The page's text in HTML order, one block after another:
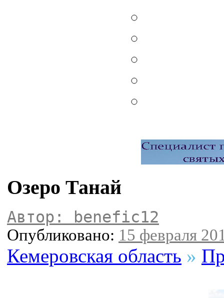
Озеро Танай
Автор: benefic12
Опубликовано: 15 февраля
Кемеровская область »